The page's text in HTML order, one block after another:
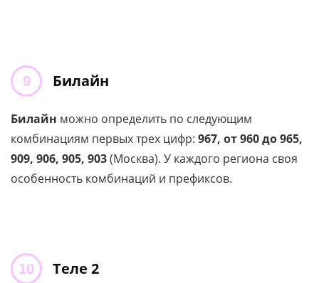
Билайн
Билайн можно определить по следующим
комбинациям первых трех цифр: 967, от 960 до 965,
909, 906, 905, 903(Москва). У каждого региона своя
особенность комбинаций и префиксов.
Теле 2